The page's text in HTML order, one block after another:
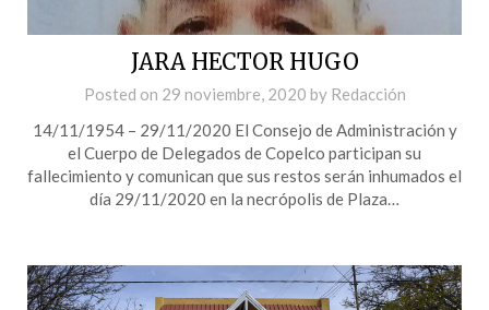
JARA HECTOR HUGO
Posted on 29 noviembre, 2020 by Redacción
14/11/1954 – 29/11/2020 El Consejo de Administración y
el Cuerpo de Delegados de Copelco participan su
fallecimiento y comunican que sus restos serán inhumados el
día 29/11/2020 en la necrópolis de Plaza…